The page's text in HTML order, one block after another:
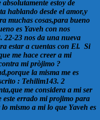
estoy de
hablando desde el amor,y
muchas cosas,para bueno
es Yaveh con nos
22-23 nos da una nueva
estar a cuentas con El. Si
me hace creer a mi
mi pròjimo ?
la misma me es
: Tehilim143. 2
me considera a mi ser
este errado mi projimo para
mismo a mi lo que Yaveh es